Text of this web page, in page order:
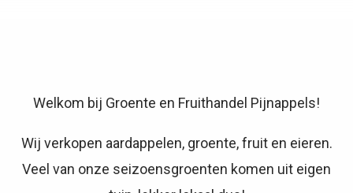
Welkom bij Groente en Fruithandel Pijnappels!
Wij verkopen aardappelen, groente, fruit en eieren.
Veel van onze seizoensgroenten komen uit eigen